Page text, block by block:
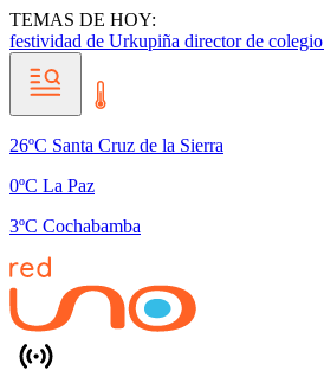
TEMAS DE HOY:
festividad de Urkupiña director de colegio
26ºC Santa Cruz de la Sierra
0ºC La Paz
3ºC Cochabamba